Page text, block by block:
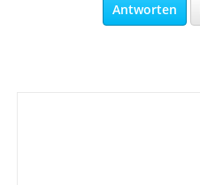
Antworten